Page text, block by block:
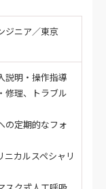
ジニア／東京
説明・操作指導
修理、トラブル
の定期的なフォ
ニカルスペシャリ